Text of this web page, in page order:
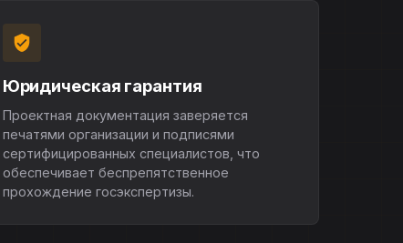
Юридическая гарантия
Проектная документация заверяется
печатями организации и подписями
сертифицированных специалистов, что
обеспечивает беспрепятственное
прохождение госэкспертизы.